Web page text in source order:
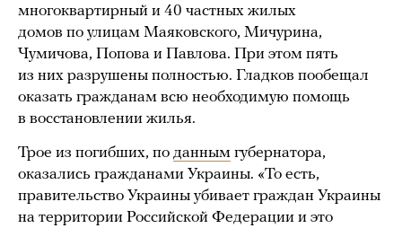
многоквартирный и 40 частных жилых
домов по улицам Маяковского, Мичурина,
Чумичова, Попова и Павлова. При этом пять
из них разрушены полностью. Гладков пообещал
оказать гражданам всю необходимую помощь
в восстановлении жилья.
Трое из погибших, по данным губернатора,
оказались гражданами Украины. «То есть,
правительство Украины убивает граждан Украины
на территории Российской Федерации и это